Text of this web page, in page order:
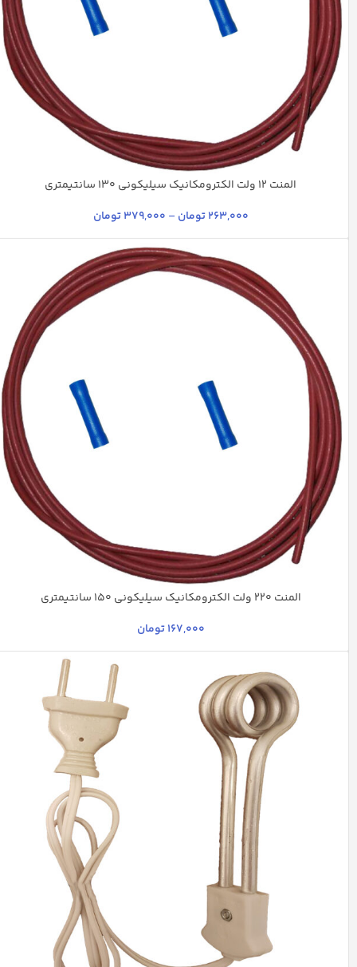
سفید
المنت ۱۲ ولت الکترومکانیک سیلیکونی ۱۳۰ سانتیمتری
263,000 تومان –
379,000 تومان
المنت 220 ولت الکترومکانیک سیلیکونی 150 سانتیمتری
167,000 تومان